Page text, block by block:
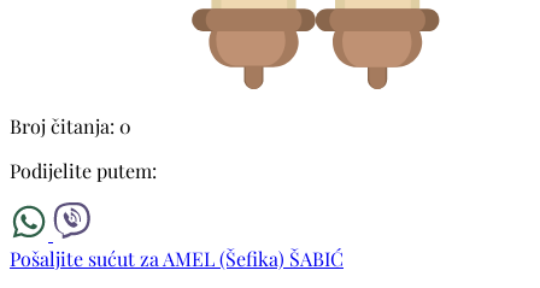
Broj čitanja: 0
Podijelite putem:
Pošaljite sućut za AMEL (Šefika) ŠABIĆ